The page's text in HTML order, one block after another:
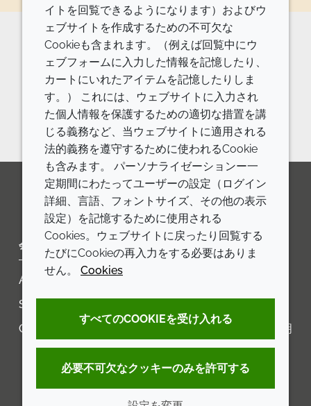
原料の詳細やご相談などはお気軽に
お問い合わせください。
お問い合わせフォーム
LinkedInYoutubeLine
会社
Annual Report
Sustainability Report
Croda.com
LEGAL
アクセシビリティに関する声明
イトを回覧できるようになります）およびウ
ェブサイトを作成するための不可欠な
Cookieも含まれます。（例えば回覧中にウ
ェブフォームに入力した情報を記憶したり、
カートにいれたアイテムを記憶したりしま
す。） これには、ウェブサイトに入力され
た個人情報を保護するための適切な措置を講
じる義務など、当ウェブサイトに適用される
法的義務を遵守するために使われるCookie
も含みます。 パーソナライゼーションー一
定期間にわたってユーザーの設定（ログイン
詳細、言語、フォントサイズ、その他の表示
設定）を記憶するために使用される
Cookies。ウェブサイトに戻ったり回覧する
たびにCookieの再入力をする必要はありま
せん。 Cookies
すべてのCOOKIEを受け入れる
必要不可欠なクッキーのみを許可する